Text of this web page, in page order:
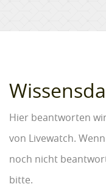
Hier beantworten
von Livewatch.
noch nicht
bitte.